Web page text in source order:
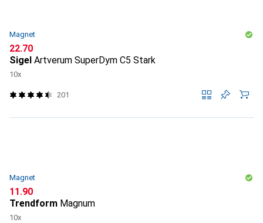
Magnet
CHF
22.70
Sigel Artverum SuperDym C5 Stark
10x
201
Magnet
CHF
11.90
Trendform Magnum
10x